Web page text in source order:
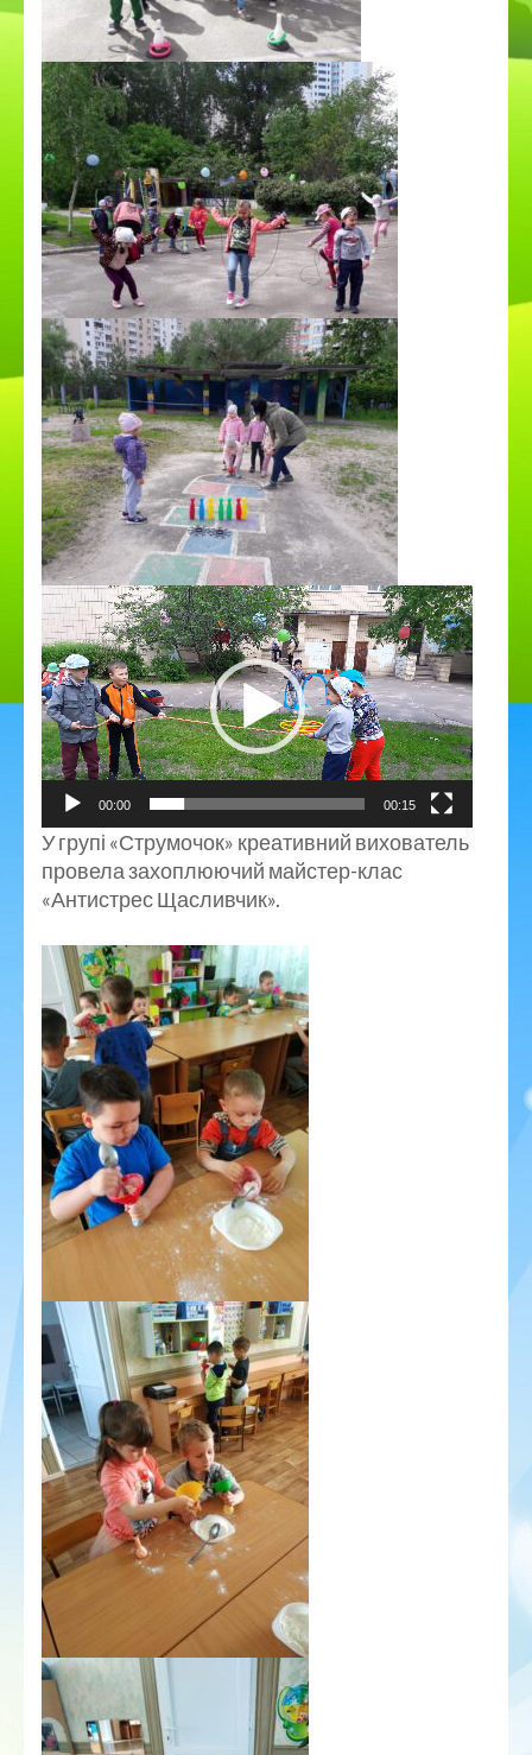
00:00 00:15
У групі «Струмочок» креативний вихователь
провела захоплюючий майстер-клас
«Антистрес Щасливчик».